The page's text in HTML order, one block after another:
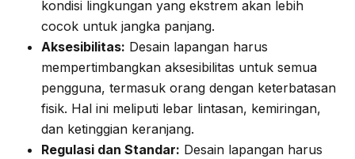
kondisi lingkungan yang ekstrem akan lebih
cocok untuk jangka panjang.
Aksesibilitas: Desain lapangan harus
mempertimbangkan aksesibilitas untuk semua
pengguna, termasuk orang dengan keterbatasan
fisik. Hal ini meliputi lebar lintasan, kemiringan,
dan ketinggian keranjang.
Regulasi dan Standar: Desain lapangan harus